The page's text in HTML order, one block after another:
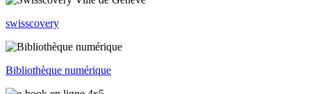
swisscovery
Bibliothèque numérique